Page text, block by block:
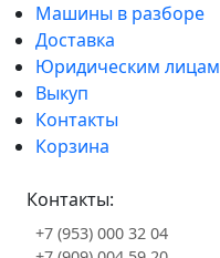
Машины в разборе
Доставка
Юридическим лицам
Выкуп
Контакты
Корзина
Контакты:
+7 (953) 000 32 04